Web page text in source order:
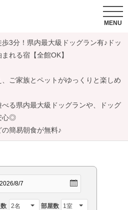
MENU
3分！県内最大級ドッグラン有♪ドッ
れる宿【全館OK】
ご家族とペットがゆっくりと楽しめ
る県内最大級ドッグランや、ドッグ
心◎
簡易朝食が無料♪
部屋数